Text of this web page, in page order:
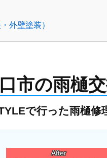
外壁塗装）
市の雨樋
で行った雨樋修
After